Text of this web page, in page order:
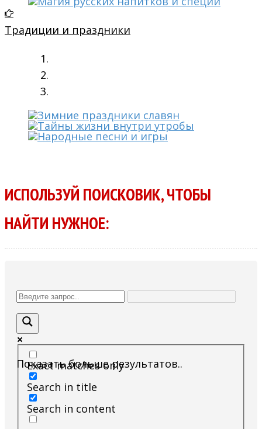
Традиции и праздники
ИСПОЛЬЗУЙ ПОИСКОВИК, ЧТОБЫ
НАЙТИ НУЖНОЕ:
Показать больше результатов..
Exact matches only
Search in title
Search in content